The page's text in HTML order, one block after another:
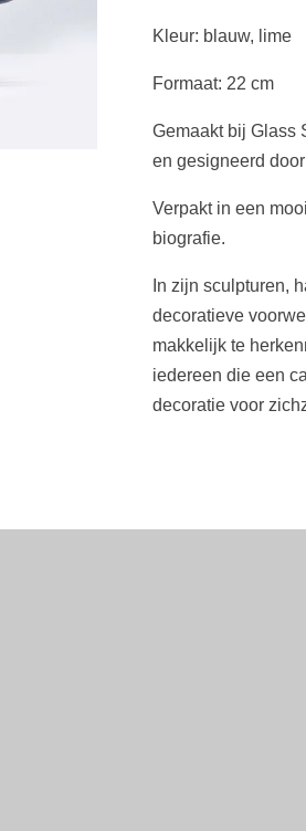
Kleur: blauw, lime
Formaat: 22 cm
Gemaakt bij Glass
en gesigneerd
Verpakt in een
biografie.
In zijn sculpturen,
decoratieve
makkelijk te
iedereen die een
decoratie voor